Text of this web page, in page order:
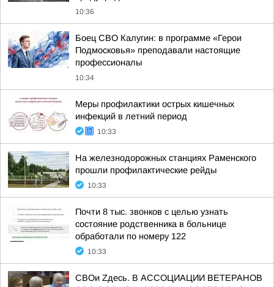
10:36
Боец СВО Калугин: в программе «Герои
Подмосковья» преподавали настоящие
профессионалы
10:34
Меры профилактики острых кишечных
инфекций в летний период
10:33
На железнодорожных станциях Раменского
прошли профилактические рейды
10:33
Почти 8 тыс. звонков с целью узнать
состояние родственника в больнице
обработали по номеру 122
10:33
СВОи Zдесь. В АССОЦИАЦИИ ВЕТЕРАНОВ